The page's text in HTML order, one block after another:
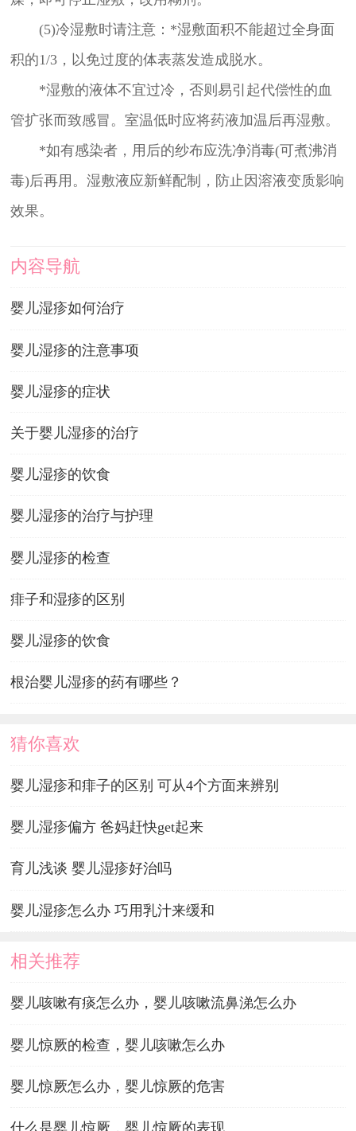
(5)冷湿敷时请注意：*湿敷面积不能超过全身面
积的1/3，以免过度的体表蒸发造成脱水。
*湿敷的液体不宜过冷，否则易引起代偿性的血
管扩张而致感冒。室温低时应将药液加温后再湿敷。
*如有感染者，用后的纱布应洗净消毒(可煮沸消
毒)后再用。湿敷液应新鲜配制，防止因溶液变质影响
效果。
内容导航
婴儿湿疹如何治疗
婴儿湿疹的注意事项
婴儿湿疹的症状
关于婴儿湿疹的治疗
婴儿湿疹的饮食
婴儿湿疹的治疗与护理
婴儿湿疹的检查
痱子和湿疹的区别
婴儿湿疹的饮食
根治婴儿湿疹的药有哪些？
猜你喜欢
婴儿湿疹和痱子的区别 可从4个方面来辨别
婴儿湿疹偏方 爸妈赶快get起来
育儿浅谈 婴儿湿疹好治吗
婴儿湿疹怎么办 巧用乳汁来缓和
相关推荐
婴儿咳嗽有痰怎么办，婴儿咳嗽流鼻涕怎么办
婴儿惊厥的检查，婴儿咳嗽怎么办
婴儿惊厥怎么办，婴儿惊厥的危害